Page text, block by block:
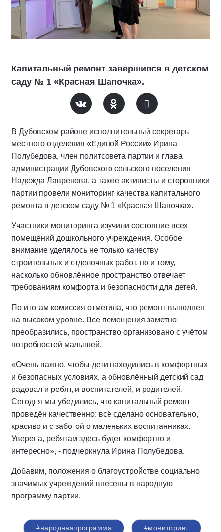
Капитальный ремонт завершился в детском
саду № 1 «Красная Шапочка».
В Дубовском районе исполнительный секретарь
местного отделения «Единой России» Ирина
Полубедова, член политсовета партии и глава
администрации Дубовского сельского поселения
Надежда Лавренова, а также активисты и сторонники
партии провели мониторинг качества капитального
ремонта в детском саду № 1 «Красная Шапочка».
Участники мониторинга изучили состояние всех
помещений дошкольного учреждения. Особое
внимание уделялось не только качеству
строительных и отделочных работ, но и тому,
насколько обновлённое пространство отвечает
требованиям комфорта и безопасности для детей.
По итогам комиссия отметила, что ремонт выполнен
на высоком уровне. Все помещения заметно
преобразились, пространство организовано с учётом
потребностей малышей.
«Очень важно, чтобы дети находились в комфортных
и безопасных условиях, а обновлённый детский сад
радовал и ребят, и воспитателей, и родителей.
Сегодня мы убедились, что капитальный ремонт
проведён качественно: всё сделано основательно,
красиво и с заботой о маленьких воспитанниках.
Уверена, ребятам здесь будет комфортно и
интересно», - подчеркнула Ирина Полубедова.
Добавим, положения о благоустройстве социально
значимых учреждений внесены в народную
программу партии.
#народнаяпрограмма #мониторинг